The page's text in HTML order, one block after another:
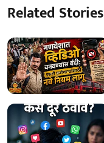
Related Stories